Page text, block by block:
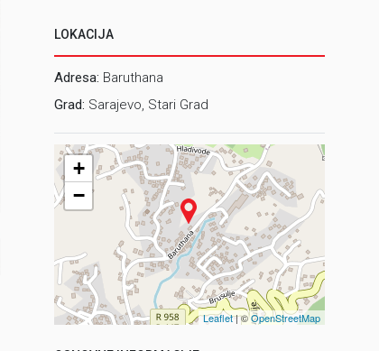
LOKACIJA
Adresa: Baruthana
Grad: Sarajevo, Stari Grad
+
−
Leaflet| ©OpenStreetMap